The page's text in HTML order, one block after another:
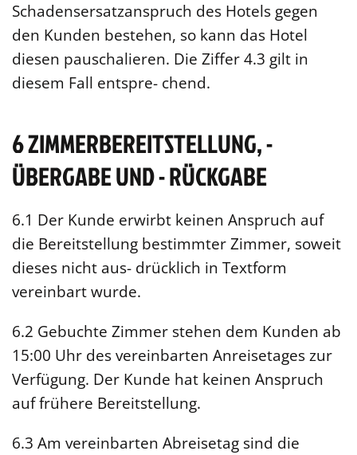
Schadensersatzanspruch des Hotels gegen
den Kunden bestehen, so kann das Hotel
diesen pauschalieren. Die Ziffer 4.3 gilt in
diesem Fall entspre- chend.
6 ZIMMERBEREITSTELLUNG, -
ÜBERGABE UND - RÜCKGABE
6.1 Der Kunde erwirbt keinen Anspruch auf
die Bereitstellung bestimmter Zimmer, soweit
dieses nicht aus- drücklich in Textform
vereinbart wurde.
6.2 Gebuchte Zimmer stehen dem Kunden ab
15:00 Uhr des vereinbarten Anreisetages zur
Verfügung. Der Kunde hat keinen Anspruch
auf frühere Bereitstellung.
6.3 Am vereinbarten Abreisetag sind die